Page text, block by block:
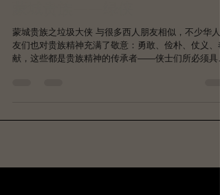
蒙城贵族——绿侠
蒙城贵族之垃圾大侠 与很多西人朋友相似，不少华人